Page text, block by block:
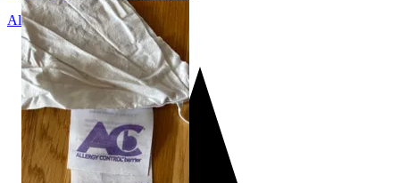
Alingsås,Sverige